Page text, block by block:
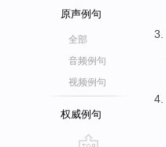
原声例句
全部
音频例句
视频例句
权威例句